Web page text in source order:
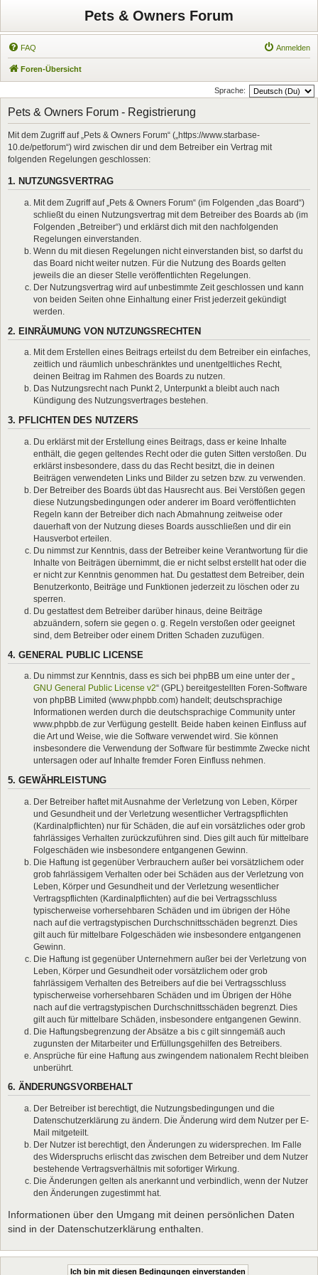
Pets & Owners Forum
FAQ Anmelden
Foren-Übersicht
Sprache:
Pets & Owners Forum - Registrierung
Mit dem Zugriff auf „Pets & Owners Forum“ („https://www.starbase-
10.de/petforum“) wird zwischen dir und dem Betreiber ein Vertrag mit
folgenden Regelungen geschlossen:
1. NUTZUNGSVERTRAG
Mit dem Zugriff auf „Pets & Owners Forum“ (im Folgenden „das Board“)
schließt du einen Nutzungsvertrag mit dem Betreiber des Boards ab (im
Folgenden „Betreiber“) und erklärst dich mit den nachfolgenden
Regelungen einverstanden.
Wenn du mit diesen Regelungen nicht einverstanden bist, so darfst du
das Board nicht weiter nutzen. Für die Nutzung des Boards gelten
jeweils die an dieser Stelle veröffentlichten Regelungen.
Der Nutzungsvertrag wird auf unbestimmte Zeit geschlossen und kann
von beiden Seiten ohne Einhaltung einer Frist jederzeit gekündigt
werden.
2. EINRÄUMUNG VON NUTZUNGSRECHTEN
Mit dem Erstellen eines Beitrags erteilst du dem Betreiber ein einfaches,
zeitlich und räumlich unbeschränktes und unentgeltliches Recht,
deinen Beitrag im Rahmen des Boards zu nutzen.
Das Nutzungsrecht nach Punkt 2, Unterpunkt a bleibt auch nach
Kündigung des Nutzungsvertrages bestehen.
3. PFLICHTEN DES NUTZERS
Du erklärst mit der Erstellung eines Beitrags, dass er keine Inhalte
enthält, die gegen geltendes Recht oder die guten Sitten verstoßen. Du
erklärst insbesondere, dass du das Recht besitzt, die in deinen
Beiträgen verwendeten Links und Bilder zu setzen bzw. zu verwenden.
Der Betreiber des Boards übt das Hausrecht aus. Bei Verstößen gegen
diese Nutzungsbedingungen oder anderer im Board veröffentlichten
Regeln kann der Betreiber dich nach Abmahnung zeitweise oder
dauerhaft von der Nutzung dieses Boards ausschließen und dir ein
Hausverbot erteilen.
Du nimmst zur Kenntnis, dass der Betreiber keine Verantwortung für die
Inhalte von Beiträgen übernimmt, die er nicht selbst erstellt hat oder die
er nicht zur Kenntnis genommen hat. Du gestattest dem Betreiber, dein
Benutzerkonto, Beiträge und Funktionen jederzeit zu löschen oder zu
sperren.
Du gestattest dem Betreiber darüber hinaus, deine Beiträge
abzuändern, sofern sie gegen o. g. Regeln verstoßen oder geeignet
sind, dem Betreiber oder einem Dritten Schaden zuzufügen.
4. GENERAL PUBLIC LICENSE
Du nimmst zur Kenntnis, dass es sich bei phpBB um eine unter der „
GNU General Public License v2“ (GPL) bereitgestellten Foren-Software
von phpBB Limited (www.phpbb.com) handelt; deutschsprachige
Informationen werden durch die deutschsprachige Community unter
www.phpbb.de zur Verfügung gestellt. Beide haben keinen Einfluss auf
die Art und Weise, wie die Software verwendet wird. Sie können
insbesondere die Verwendung der Software für bestimmte Zwecke nicht
untersagen oder auf Inhalte fremder Foren Einfluss nehmen.
5. GEWÄHRLEISTUNG
Der Betreiber haftet mit Ausnahme der Verletzung von Leben, Körper
und Gesundheit und der Verletzung wesentlicher Vertragspflichten
(Kardinalpflichten) nur für Schäden, die auf ein vorsätzliches oder grob
fahrlässiges Verhalten zurückzuführen sind. Dies gilt auch für mittelbare
Folgeschäden wie insbesondere entgangenen Gewinn.
Die Haftung ist gegenüber Verbrauchern außer bei vorsätzlichem oder
grob fahrlässigem Verhalten oder bei Schäden aus der Verletzung von
Leben, Körper und Gesundheit und der Verletzung wesentlicher
Vertragspflichten (Kardinalpflichten) auf die bei Vertragsschluss
typischerweise vorhersehbaren Schäden und im übrigen der Höhe
nach auf die vertragstypischen Durchschnittsschäden begrenzt. Dies
gilt auch für mittelbare Folgeschäden wie insbesondere entgangenen
Gewinn.
Die Haftung ist gegenüber Unternehmern außer bei der Verletzung von
Leben, Körper und Gesundheit oder vorsätzlichem oder grob
fahrlässigem Verhalten des Betreibers auf die bei Vertragsschluss
typischerweise vorhersehbaren Schäden und im Übrigen der Höhe
nach auf die vertragstypischen Durchschnittsschäden begrenzt. Dies
gilt auch für mittelbare Schäden, insbesondere entgangenen Gewinn.
Die Haftungsbegrenzung der Absätze a bis c gilt sinngemäß auch
zugunsten der Mitarbeiter und Erfüllungsgehilfen des Betreibers.
Ansprüche für eine Haftung aus zwingendem nationalem Recht bleiben
unberührt.
6. ÄNDERUNGSVORBEHALT
Der Betreiber ist berechtigt, die Nutzungsbedingungen und die
Datenschutzerklärung zu ändern. Die Änderung wird dem Nutzer per E-
Mail mitgeteilt.
Der Nutzer ist berechtigt, den Änderungen zu widersprechen. Im Falle
des Widerspruchs erlischt das zwischen dem Betreiber und dem Nutzer
bestehende Vertragsverhältnis mit sofortiger Wirkung.
Die Änderungen gelten als anerkannt und verbindlich, wenn der Nutzer
den Änderungen zugestimmt hat.
Informationen über den Umgang mit deinen persönlichen Daten
sind in der Datenschutzerklärung enthalten.